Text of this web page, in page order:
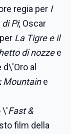
regia per I
di Pi; Oscar
La Tigre e il
di nozzee
al
Mountaine
\'Fast &
film della